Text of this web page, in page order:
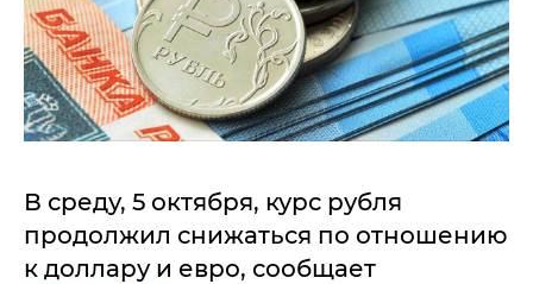
В среду, 5 октября, курс рубля
продолжил снижаться по отношению
к доллару и евро, сообщает